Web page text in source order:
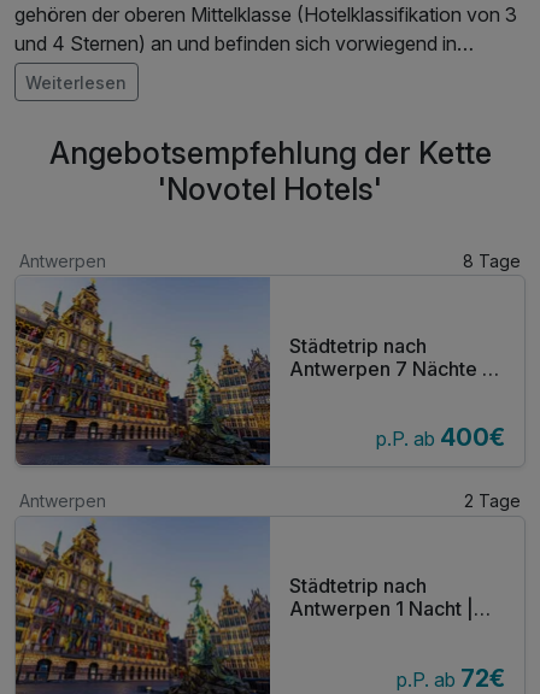
gehören der oberen Mittelklasse (Hotelklassifikation von 3
und 4 Sternen) an und befinden sich vorwiegend in
Ballungszentren und an großen Verkehrsknotenpunkte wie
Flughäfen oder Autobahnen. Das erste Novotel-Haus
war seinerzeit Vorreiter der landeseigenen Ketten-
Hotellerie. Das Portfolio der Novotel Marke umfasst zum
ist das besondere Familienangebot: So können bis zu zwei
Kinder bis 16 Jahre kostenfrei im Zimmer der Eltern mit
übernachten. Auch für das Frühstück wird nichts
berechnet, sofern die Eltern ein reguläres Frühstück
gebucht haben. Zusätzlich haben die meisten Häuser einen
Spiel- und Unterhaltungsbereich in der Lobby, in dem sich
die kleinen Gäste vergnügen können.
Weiterlesen
Angebotsempfehlung der Kette
'Novotel Hotels'
Antwerpen 8 Tage
Städtetrip nach
Antwerpen 7 Nächte |
p.P. ab 400€
Antwerpen 2 Tage
Städtetrip nach
Antwerpen 1 Nacht |
p.P. ab 72€